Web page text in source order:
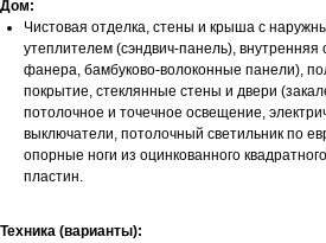
Дом:
Чистовая отделка, стены и крыша с
утеплителем (сэндвич-панель), внутренняя
фанера, бамбуково-волоконные панели),
покрытие, стеклянные стены и двери
потолочное и точечное освещение,
выключатели, потолочный светильник по
опорные ноги из оцинкованного
пластин.
Техника (варианты):